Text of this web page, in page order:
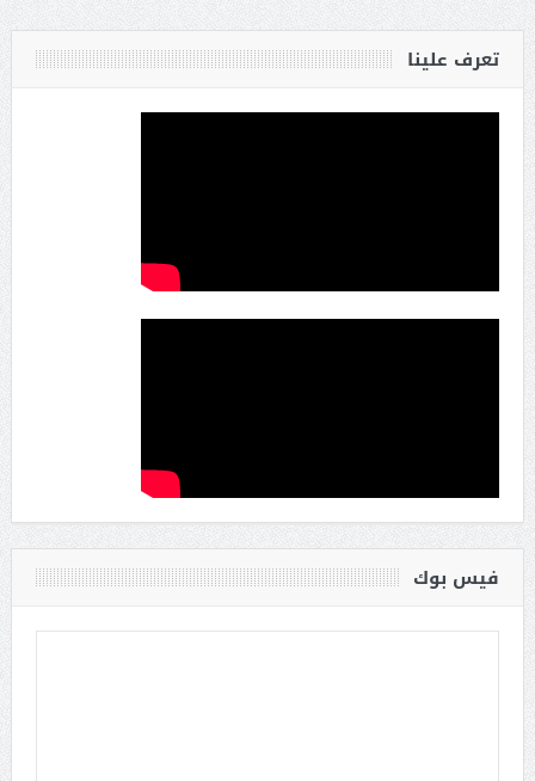
تعرف علينا
فيس بوك